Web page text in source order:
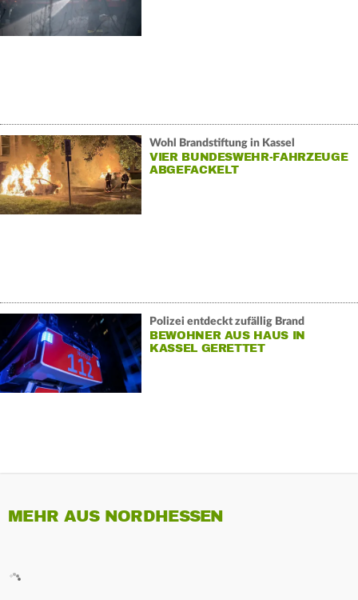
Wohl Brandstiftung in Kassel
VIER BUNDESWEHR-FAHRZEUGE
ABGEFACKELT
Polizei entdeckt zufällig Brand
BEWOHNER AUS HAUS IN
KASSEL GERETTET
MEHR AUS NORDHESSEN